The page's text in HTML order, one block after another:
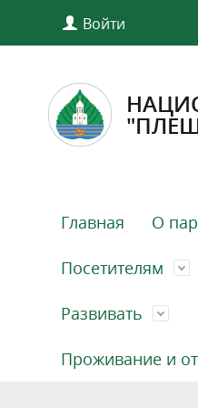
Войти
Главная О
Посетителям
Развивать
Проживание и